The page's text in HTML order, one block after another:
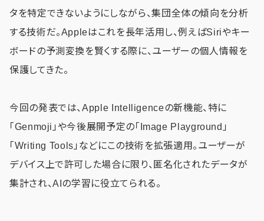
タを特定できないようにしながら、集団全体の傾向を分析
する技術だ。Appleはこれを長年活用し、例えばSiriやキー
ボードの予測変換を賢くする際に、ユーザーの個人情報を
保護してきた。
今回の発表では、Apple Intelligenceの新機能、特に
「Genmoji」や今後展開予定の「Image Playground」
「Writing Tools」などにこの技術を拡張適用。ユーザーが
デバイス上で許可した場合に限り、匿名化されたデータが
集計され、AIの学習に役立てられる。